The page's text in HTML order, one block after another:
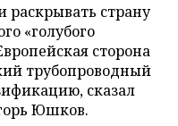
раскрывать страну
«голубого
сторона
трубопроводный
сказал
Юшков.